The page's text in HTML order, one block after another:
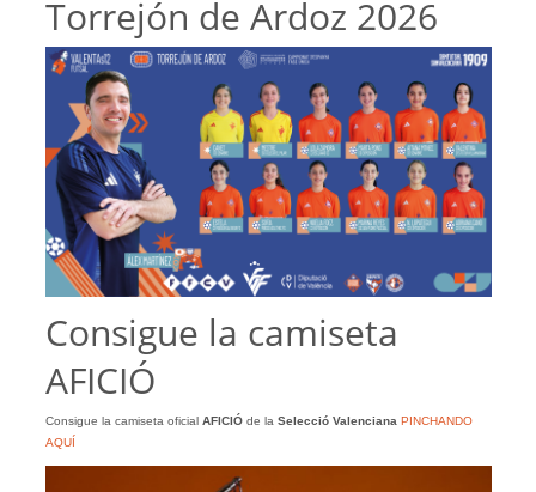
Torrejón de Ardoz 2026
Consigue la camiseta
AFICIÓ
Consigue la camiseta oficial AFICIÓde la Selecció Valenciana PINCHANDO
AQUÍ